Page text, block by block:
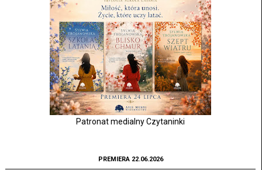
Patronat medialny Czytaninki
PREMIERA 22.06.2026